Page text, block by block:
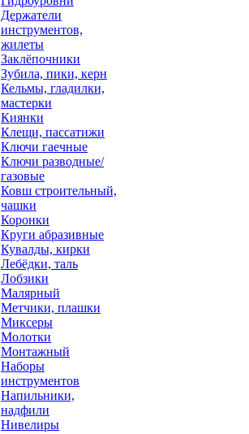
Держатели
инструментов,
жилеты
Заклёпочники
Зубила, пики, керн
Кельмы, гладилки,
мастерки
Киянки
Клещи, пассатижи
Ключи гаечные
Ключи разводные/
газовые
Ковш строительный,
чашки
Коронки
Круги абразивные
Кувалды, кирки
Лебёдки, таль
Лобзики
Малярный
Метчики, плашки
Миксеры
Молотки
Монтажный
Наборы
инструментов
Напильники,
надфили
Нивелиры